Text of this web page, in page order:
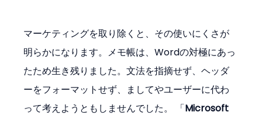
マーケティングを取り除くと、その使いにくさが
明らかになります。メモ帳は、Wordの対極にあっ
たため生き残りました。文法を指摘せず、ヘッダ
ーをフォーマットせず、ましてやユーザーに代わ
って考えようともしませんでした。 「Microsoft